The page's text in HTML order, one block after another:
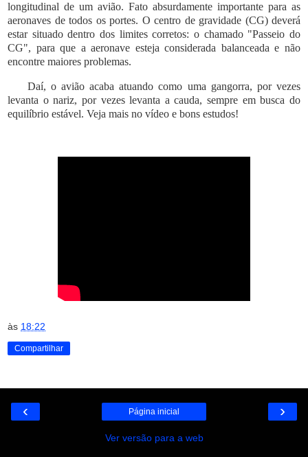
longitudinal de um avião. Fato absurdamente importante para as
aeronaves de todos os portes. O centro de gravidade (CG) deverá
estar situado dentro dos limites corretos: o chamado "Passeio do
CG", para que a aeronave esteja considerada balanceada e não
encontre maiores problemas.
Daí, o avião acaba atuando como uma gangorra, por vezes
levanta o nariz, por vezes levanta a cauda, sempre em busca do
equilíbrio estável. Veja mais no vídeo e bons estudos!
às 18:22
Compartilhar
‹ ›
Página inicial
Ver versão para a web